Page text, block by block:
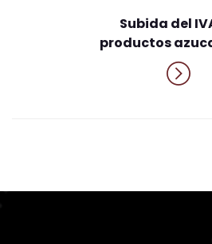
Subida del
productos